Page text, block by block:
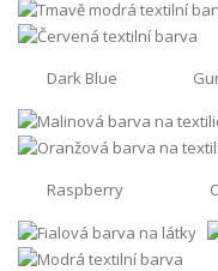
Dark Blue
Raspberry